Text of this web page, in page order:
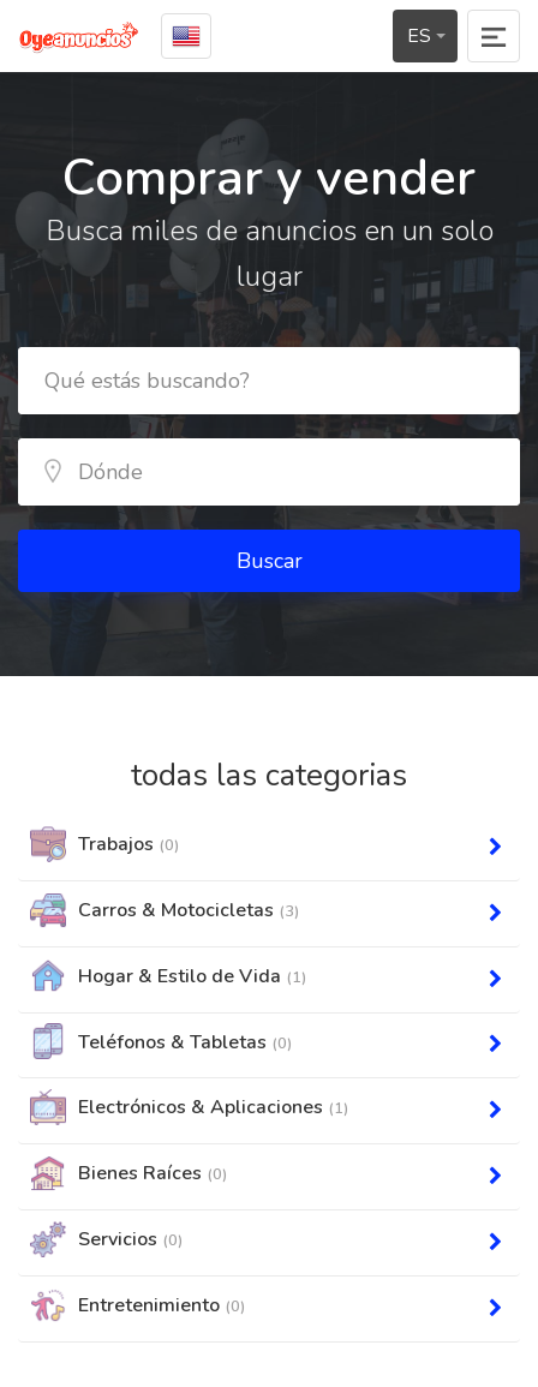
ES
Comprar y vender
Busca miles de anuncios en un solo
lugar
Buscar
todas las categorias
Trabajos (0)
Carros & Motocicletas (3)
Hogar & Estilo de Vida (1)
Teléfonos & Tabletas (0)
Electrónicos & Aplicaciones (1)
Bienes Raíces (0)
Servicios (0)
Entretenimiento (0)